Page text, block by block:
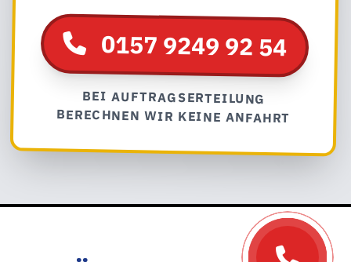
0157 9249 92 54
BEI AUFTRAGSERTEILUNG
BERECHNEN WIR KEINE ANFAHRT